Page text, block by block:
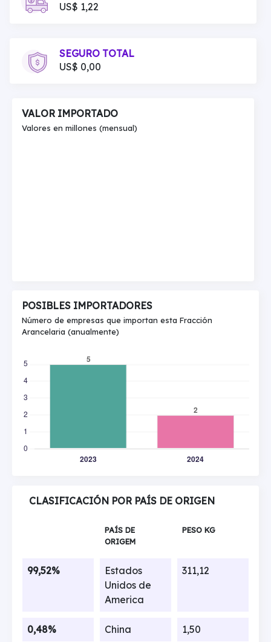
US$ 1,22
SEGURO TOTAL
US$ 0,00
VALOR IMPORTADO
Valores en millones (mensual)
POSIBLES IMPORTADORES
Número de empresas que importan esta Fracción
Arancelaria (anualmente)
CLASIFICACIÓN POR PAÍS DE ORIGEN
PAÍS DE
ORIGEM
PESO KG
99,52%
Estados
Unidos de
America
311,12
0,48% China 1,50